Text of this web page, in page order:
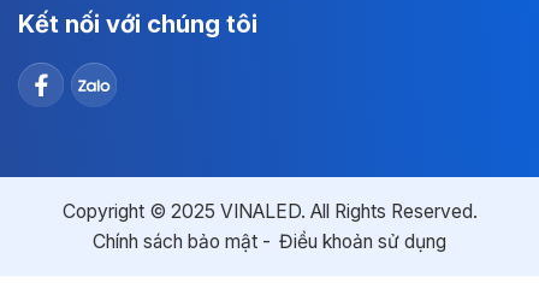
Kết nối với chúng tôi
Copyright © 2025 VINALED. All Rights Reserved.
Chính sách bảo mật
Điều khoản sử dụng